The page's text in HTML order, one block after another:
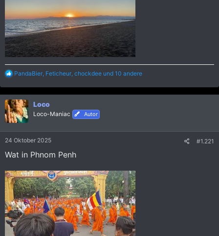
R
a
k
t
i
o
n
PandaBier Feticheur chockdee und 10 andere
Loco
Loco-Maniac Autor
24 Oktober 2025 #1.221
Wat in Phnom Penh